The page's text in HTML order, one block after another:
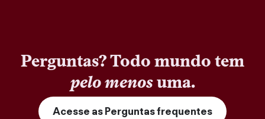
Perguntas? Todo mundo tem
pelo menosuma.
Acesse as Perguntas frequentes